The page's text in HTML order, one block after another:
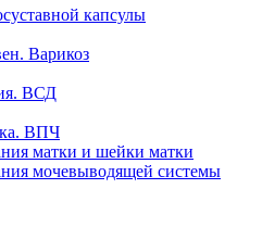
капсулы
Варикоз
ВСД
ВПЧ
матки и шейки матки
мочевыводящей системы